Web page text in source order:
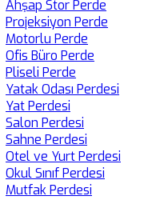
Ahşap Stor Perde
Projeksiyon Perde
Motorlu Perde
Ofis Büro Perde
Pliseli Perde
Yatak Odası Perdesi
Yat Perdesi
Salon Perdesi
Sahne Perdesi
Otel ve Yurt Perdesi
Okul Sınıf Perdesi
Mutfak Perdesi